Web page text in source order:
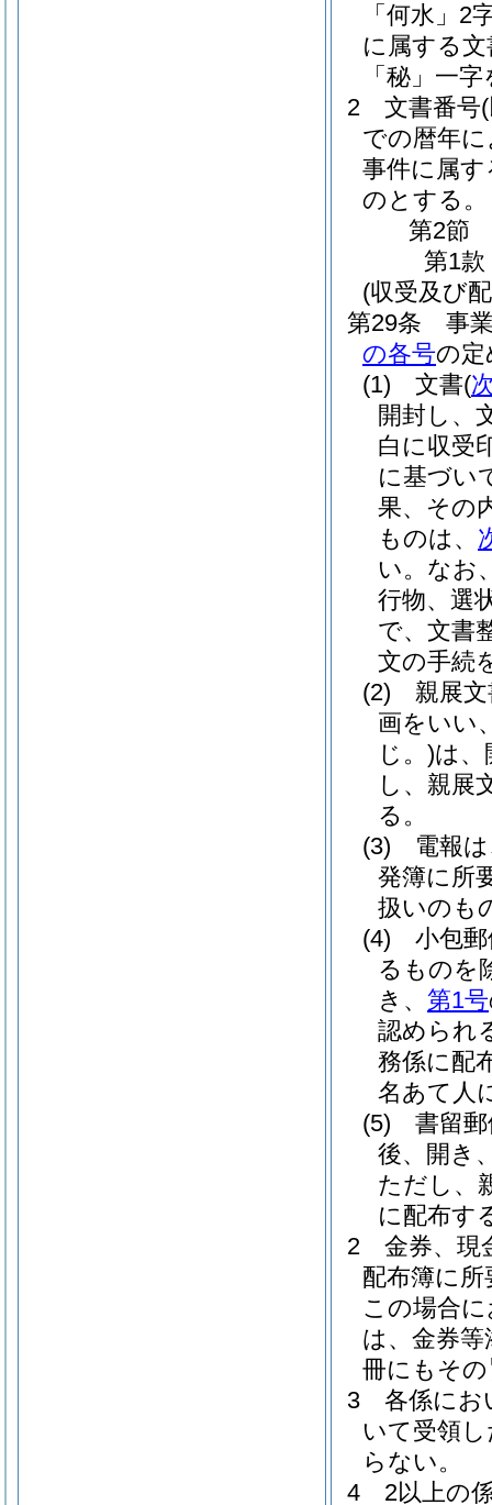
「何水」2
に属する
「秘」一
2
文書番号
での暦年
事件に属
のとする。
第2節
第1款
(収受及び
第29条
事
の各号の定
(1)
文書(
開封し、
白に収受
に基づい
果、その
ものは、
い。 なお
行物、選
で、文書
文の手続
(2)
親展
画をいい
じ。)は、
し、親展
る。
(3)
電報
発簿に所
扱いのも
(4)
小包
るものを
き、 第1号
認められ
務係に配
名あて人
(5)
書留
後、開き
ただし、
に配布す
2
金券、現
配布簿に
この場合
は、金券
冊にもそ
3
各係にお
いて受領
らない。
4
2以上の